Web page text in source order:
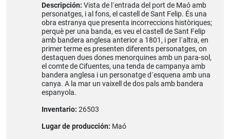
Descripción: Vista de l´entrada del port de Maó amb
personatges, i al fons, el castell de Sant Felip. És una
obra estranya que presenta incorreccions històriques;
perquè per una banda, es veu el castell de Sant Felip
amb bandera anglesa anterior a 1801, i per l´altra, en
primer terme es presenten diferents personatges, on
destaquen dues dones menorquines amb un para-sol,
el comte de Cifuentes, una tenda de campanya amb
bandera anglesa i un personatge d´esquena amb una
canya. A la mar un vaixell de dos pals amb bandera
espanyola.
Inventario: 26503
Lugar de producción: Maó